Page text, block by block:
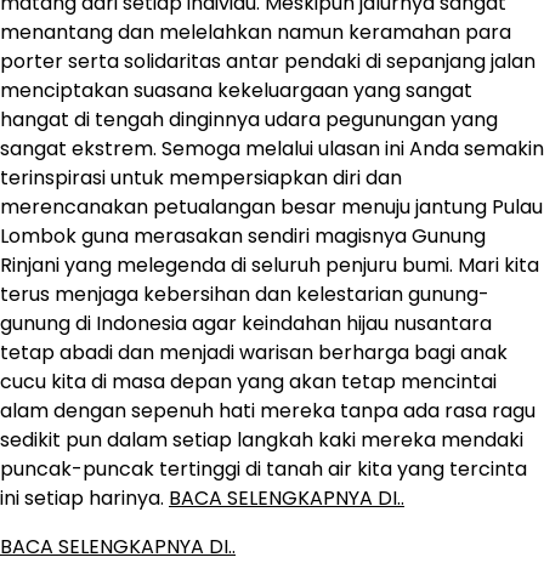
menantang dan melelahkan namun keramahan para
porter serta solidaritas antar pendaki di sepanjang jalan
menciptakan suasana kekeluargaan yang sangat
hangat di tengah dinginnya udara pegunungan yang
sangat ekstrem. Semoga melalui ulasan ini Anda semakin
terinspirasi untuk mempersiapkan diri dan
merencanakan petualangan besar menuju jantung Pulau
Lombok guna merasakan sendiri magisnya Gunung
Rinjani yang melegenda di seluruh penjuru bumi. Mari kita
terus menjaga kebersihan dan kelestarian gunung-
gunung di Indonesia agar keindahan hijau nusantara
tetap abadi dan menjadi warisan berharga bagi anak
cucu kita di masa depan yang akan tetap mencintai
alam dengan sepenuh hati mereka tanpa ada rasa ragu
sedikit pun dalam setiap langkah kaki mereka mendaki
puncak-puncak tertinggi di tanah air kita yang tercinta
ini setiap harinya. BACA SELENGKAPNYA DI..
BACA SELENGKAPNYA DI..